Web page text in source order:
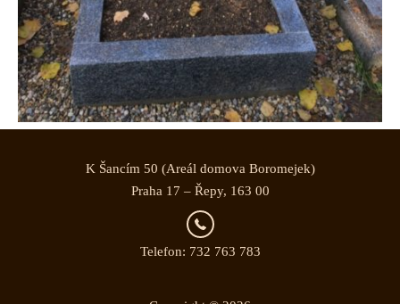
K Šancím 50 (Areál domova Boromejek)
Praha 17 – Řepy, 163 00
Telefon: 732 763 783